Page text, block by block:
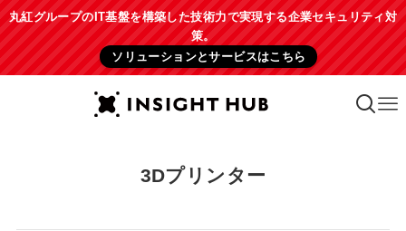
丸紅グループのIT基盤を構築した技術力で実現する企業セキュリティ対
策。
ソリューションとサービスはこちら
3Dプリンター